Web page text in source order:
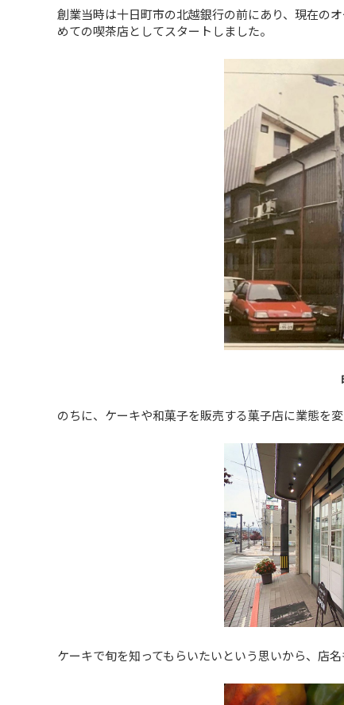
創業当時は十日町市の北越銀行の前にあり、現在の
めての喫茶店としてスタートしました。
のちに、ケーキや和菓子を販売する菓子店に業態を
ケーキで旬を知ってもらいたいという思いから、店